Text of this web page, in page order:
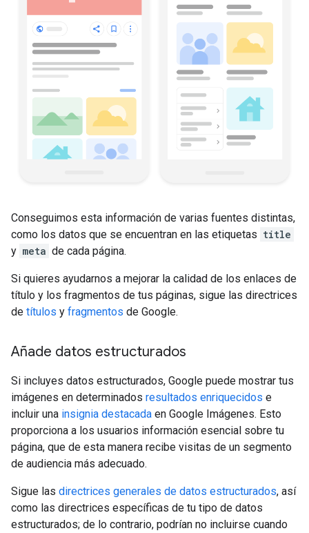
Conseguimos esta información de varias fuentes distintas,
como los datos que se encuentran en las etiquetas title
y meta de cada página.
Si quieres ayudarnos a mejorar la calidad de los enlaces de
título y los fragmentos de tus páginas, sigue las directrices
de títulos y fragmentos de Google.
Añade datos estructurados
Si incluyes datos estructurados, Google puede mostrar tus
imágenes en determinados resultados enriquecidos e
incluir una insignia destacada en Google Imágenes. Esto
proporciona a los usuarios información esencial sobre tu
página, que de esta manera recibe visitas de un segmento
de audiencia más adecuado.
Sigue las directrices generales de datos estructurados, así
como las directrices específicas de tu tipo de datos
estructurados; de lo contrario, podrían no incluirse cuando